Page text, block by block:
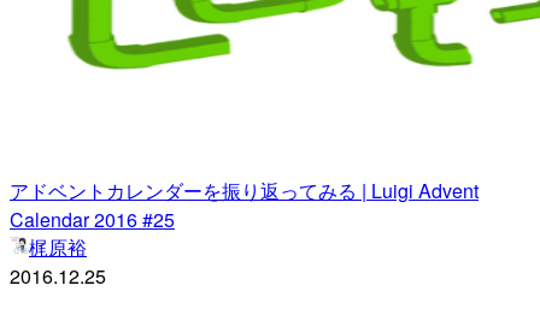
アドベントカレンダーを振り返ってみる | Luigi Advent
Calendar 2016 #25
梶原裕
2016.12.25